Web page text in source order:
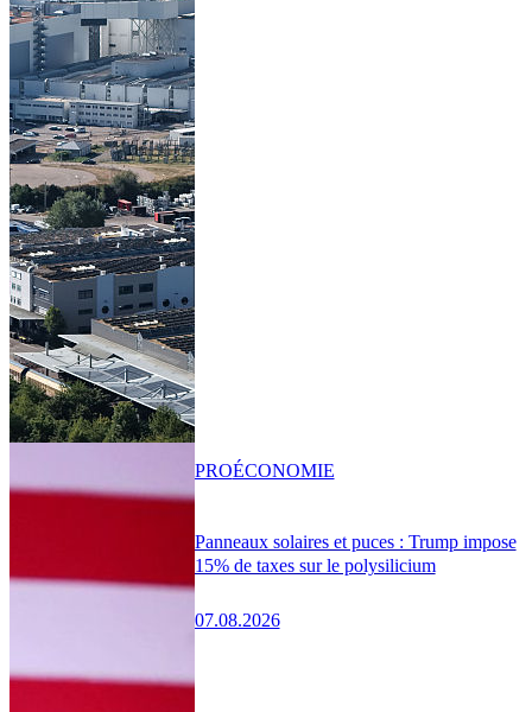
Panneaux solaires et puces : Trump impose
15% de taxes sur le polysilicium
07.08.2026
PROÉCONOMIE